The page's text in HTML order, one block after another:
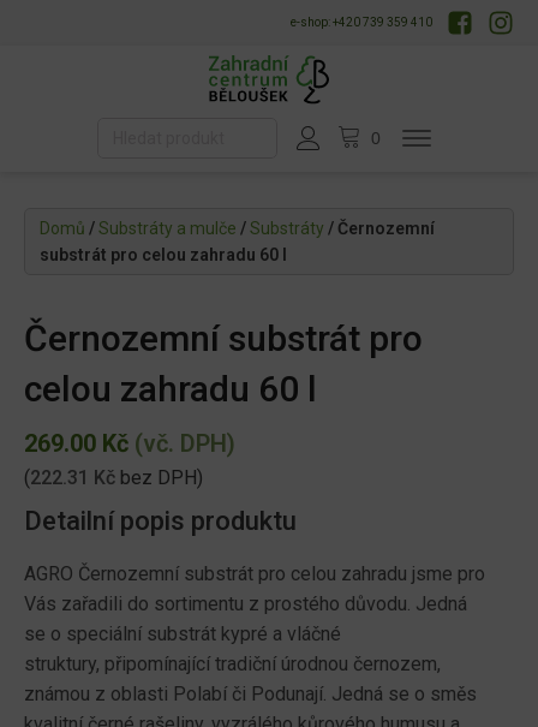
e-shop: +420 739 359 410
Domů /Substráty a mulče /Substráty / Černozemní
substrát pro celou zahradu 60 l
Černozemní substrát pro
celou zahradu 60 l
269.00 Kč (vč. DPH)
(222.31 Kč bez DPH)
Detailní popis produktu
AGRO Černozemní substrát pro celou zahradu jsme pro
Vás zařadili do sortimentu z prostého důvodu. Jedná
se o speciální substrát kypré a vláčné
struktury, připomínající tradiční úrodnou černozem,
známou z oblasti Polabí či Podunají. Jedná se o směs